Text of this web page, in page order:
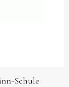
Schule